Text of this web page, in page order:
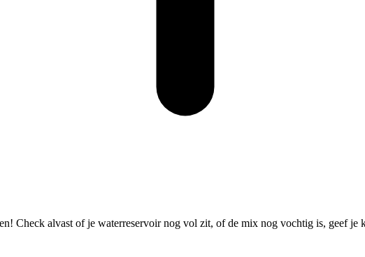
Check alvast of je waterreservoir nog vol zit, of de mix nog vochtig is, geef je